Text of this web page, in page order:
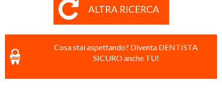
ALTRA RICERCA
Cosa stai aspettando? Diventa DENTISTA
SICURO anche TU!